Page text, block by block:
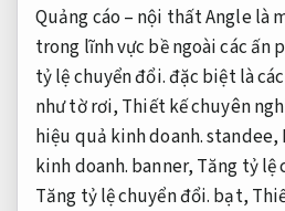
Quảng cáo – nội thất Angle là
trong lĩnh vực bề ngoài các ấn
tỷ lệ chuyển đổi.đặc biệt là
như tờ rơi, Thiết kế chuyên
hiệu quả kinh doanh.standee,
kinh doanh. banner, Tăng tỷ lệ
Tăng tỷ lệ chuyển đổi. bạt,